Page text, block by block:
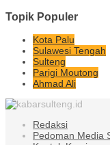
Topik Populer
Kota Palu
Sulawesi Tengah
Sulteng
Parigi Moutong
Ahmad Ali
Redaksi
Pedoman Media